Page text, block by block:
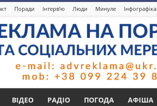
Поради Інтерв’ю Люди Минуле Інфографіка
ВІДЕО РАДІО ПОГОДА АФІША